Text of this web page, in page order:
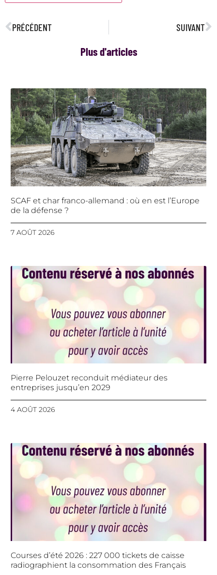
PRÉCÉDENT SUIVANT
Plus d'articles
SCAF et char franco-allemand : où en est l’Europe
de la défense ?
7 AOÛT 2026
Pierre Pelouzet reconduit médiateur des
entreprises jusqu’en 2029
4 AOÛT 2026
Courses d’été 2026 : 227 000 tickets de caisse
radiographient la consommation des Français